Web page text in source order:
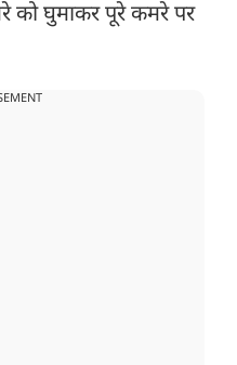
को घुमाकर पूरे कमरे पर